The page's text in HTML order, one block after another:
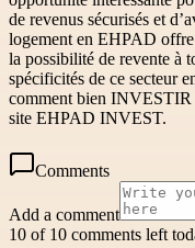
de revenus sécurisés et
logement en EHPAD
la possibilité de revente à
spécificités de ce secteur
comment bien INVESTIR
site EHPAD INVEST.
Comments
Add a comment
10 of 10 comments left